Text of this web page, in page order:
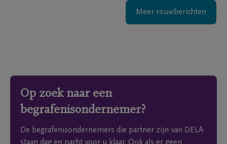
Meer rouwberichten
Op zoek naar een
begrafenisondernemer?
De begrafenisondernemers die partner zijn van DELA